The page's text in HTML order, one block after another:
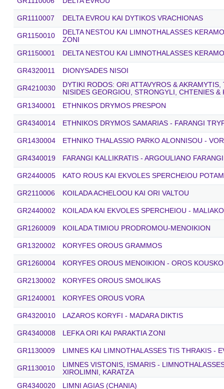
GR1110007 DELTA EVROU KAI DYTIKOS VRACHIONAS
GR1150010
DELTA NESTOU KAI LIMNOTHALASSES
ZONI
GR1150001
DELTA NESTOU KAI LIMNOTHALASSES
GR4320011 DIONYSADES NISOI
GR4210030
DYTIKI RODOS: ORI ATTAVYROS &
NISIDES GEORGIOU, STRONGYLI, CHTENIES &
GR1340001
ETHNIKOS DRYMOS PRESPON
GR4340014 ETHNIKOS DRYMOS SAMARIAS - FARANGI
GR1430004 ETHNIKO THALASSIO PARKO ALONNISOU -
GR4340019 FARANGI KALLIKRATIS - ARGOULIANO
GR2440005 KATO ROUS KAI EKVOLES SPERCHEIOU
GR2110006 KOILADA ACHELOOU KAI ORI VALTOU
GR2440002 KOILADA KAI EKVOLES SPERCHEIOU -
GR1260009 KOILADA TIMIOU PRODROMOU-MENOIKION
GR1320002 KORYFES OROUS GRAMMOS
GR1260004 KORYFES OROUS MENOIKION - OROS
GR2130002 KORYFES OROUS SMOLIKAS
GR1240001 KORYFES OROUS VORA
GR4320010 LAZAROS KORYFI - MADARA DIKTIS
GR4340008 LEFKA ORI KAI PARAKTIA ZONI
GR1130009 LIMNES KAI LIMNOTHALASSES TIS THRAKIS -
GR1130010
LIMNES VISTONIS, ISMARIS -
XIROLIMNI, KARATZA
GR4340020
LIMNI AGIAS (CHANIA)